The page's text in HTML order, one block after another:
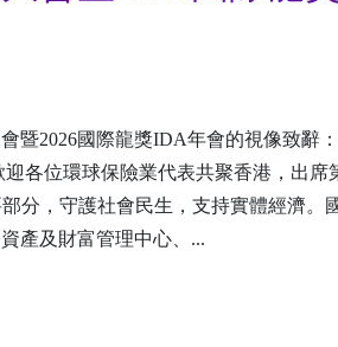
暨2026國際龍獎IDA年會的視像致辭
各位環球保險業代表共聚香港，出席
分，守護社會民生，支持實體經濟。
產及財富管理中心、...